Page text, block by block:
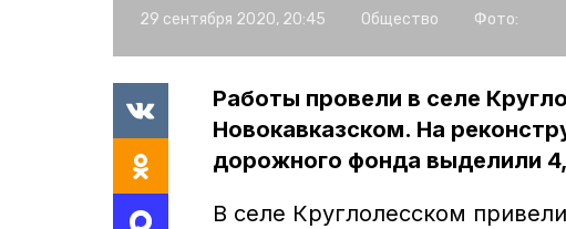
29 сентября 2020, 20:45 Общество Фото:
Работы провели в селе
Новокавказском. На
дорожного фонда выделили
В селе Круглолесском